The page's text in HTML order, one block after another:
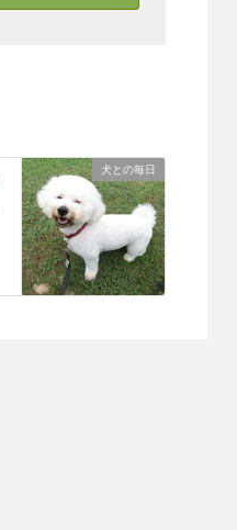
犬との毎日